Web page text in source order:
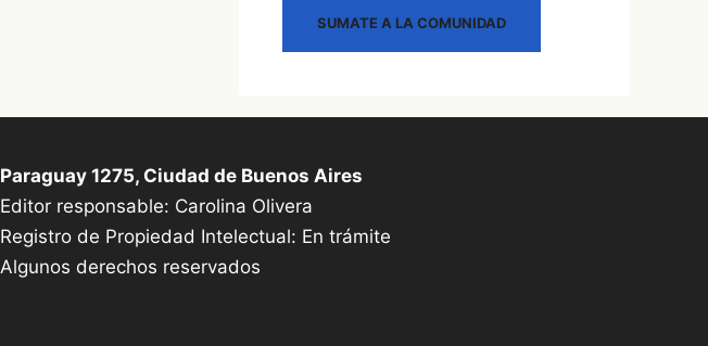
SUMATE A LA COMUNIDAD
Paraguay 1275, Ciudad de Buenos Aires
Editor responsable: Carolina Olivera
Registro de Propiedad Intelectual: En trámite
Algunos derechos reservados